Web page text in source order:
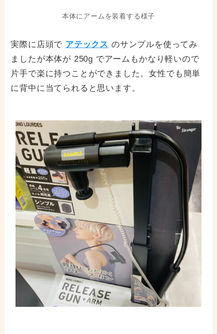
本体にアームを装着する様子
実際に店頭で アテックス のサンプルを使ってみ
ましたが本体が 250g でアームもかなり軽いので
片手で楽に持つことができました。女性でも簡単
に背中に当てられると思います。